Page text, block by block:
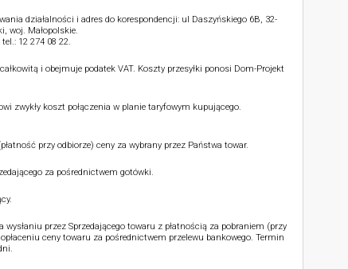
działalności i adres do korespondencji: ul Daszyńskiego 6B, 32-
woj. Małopolskie.
12 274 08 22.
i obejmuje podatek VAT. Koszty przesyłki ponosi Dom-Projekt
zwykły koszt połączenia w planie taryfowym kupującego.
przy odbiorze) ceny za wybrany przez Państwa towar.
za pośrednictwem gotówki.
wysłaniu przez Sprzedającego towaru z płatnością za pobraniem (przy
ceny towaru za pośrednictwem przelewu bankowego. Termin